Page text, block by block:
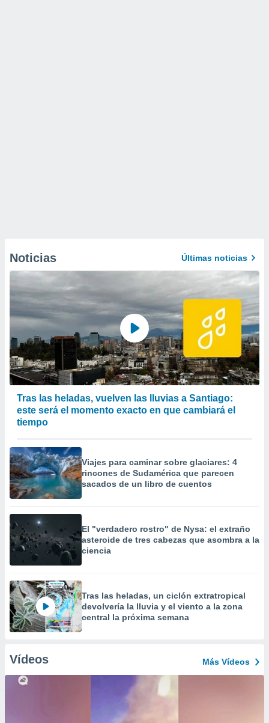
Noticias Últimas noticias
Tras las heladas, vuelven las lluvias a Santiago:
este será el momento exacto en que cambiará el
tiempo
Viajes para caminar sobre glaciares: 4
rincones de Sudamérica que parecen
sacados de un libro de cuentos
El "verdadero rostro" de Nysa: el extraño
asteroide de tres cabezas que asombra a la
ciencia
Tras las heladas, un ciclón extratropical
devolvería la lluvia y el viento a la zona
central la próxima semana
Vídeos Más Vídeos